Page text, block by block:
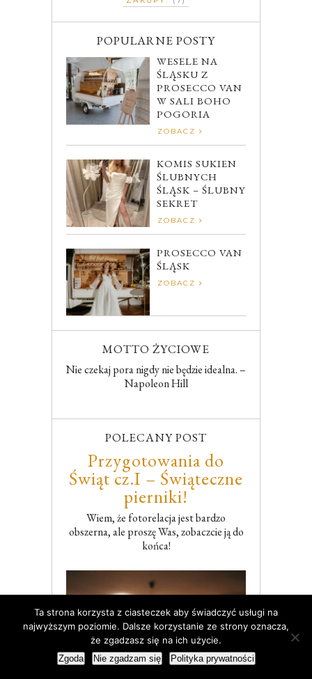
POPULARNE POSTY
WESELE NA
ŚLĄSKU Z
PROSECCO VAN
W SALI BOHO
POGORIA
ZOBACZ
KOMIS SUKIEN
ŚLUBNYCH
ŚLĄSK – ŚLUBNY
SEKRET
ZOBACZ
PROSECCO VAN
ŚLĄSK
ZOBACZ
MOTTO ŻYCIOWE
Nie czekaj pora nigdy nie będzie idealna. –
Napoleon Hill
POLECANY POST
Przygotowania do
Świąt cz.I – Świąteczne
pierniki!
Wiem, że fotorelacja jest bardzo
obszerna, ale proszę Was, zobaczcie ją do
końca!
Ta strona korzysta z ciasteczek aby świadczyć usługi na
najwyższym poziomie. Dalsze korzystanie ze strony oznacza,
że zgadzasz się na ich użycie.
Zgoda Nie zgadzam się Polityka prywatności